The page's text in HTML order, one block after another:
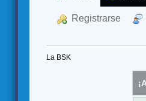
Registrarse
La BSK